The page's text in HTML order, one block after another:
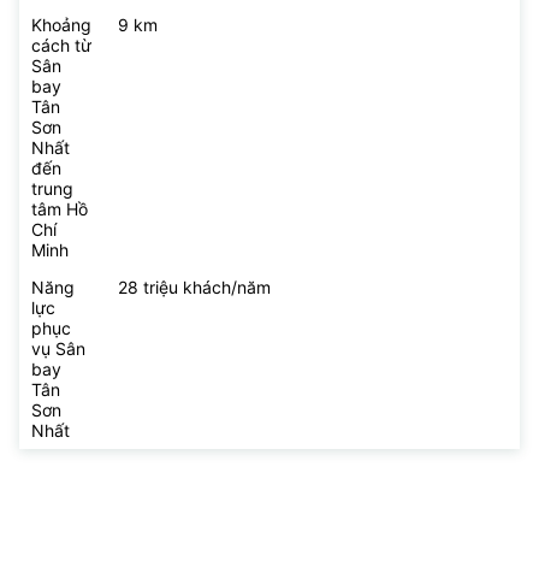
Khoảng
cách từ
Sân
bay
Tân
Sơn
Nhất
đến
trung
tâm Hồ
Chí
Minh
9 km
Năng
lực
phục
vụ Sân
bay
Tân
Sơn
Nhất
28 triệu khách/năm